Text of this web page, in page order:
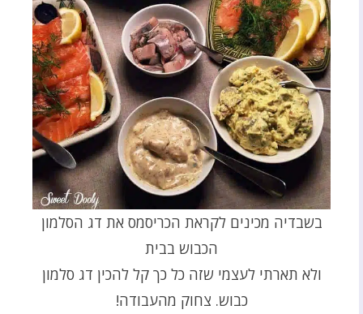
בשבדיה מכינים לקראת הכריסמס את דג הסלמון
הכבוש בבית
ולא תארתי לעצמי שזה כל כך קל להכין דג סלמון
כבוש. צחוק מהעבודה!